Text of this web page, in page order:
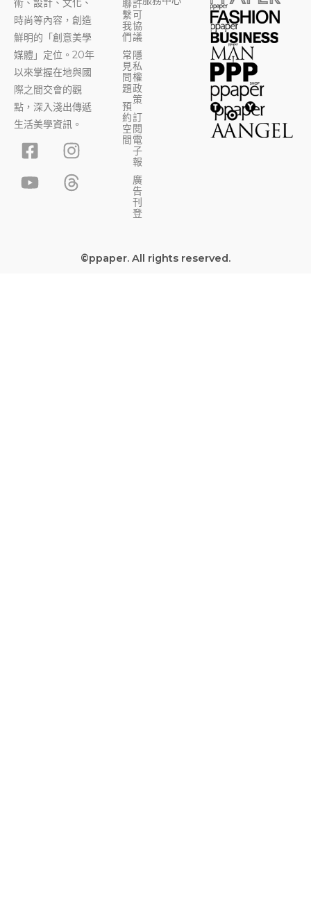
術、設計、文化、
時尚等內容，創造
鮮明的「創意美學
媒體」定位。20年
以來掌握在地與國
際之間交會的觀
點，深入淺出傳遞
生活美學資訊。
F
a
c
I
n
s
t
Y
o
u
T
h
r
e
聯
繫
我
們
常
見
問
題
預
約
空
間
許
可
協
議
隱
私
權
政
策
訂
閱
電
子
報
廣
告
刊
登
©ppaper. All rights reserved.